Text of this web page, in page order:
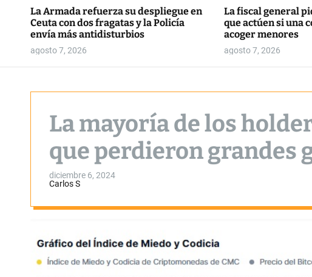
La Armada refuerza su despliegue en
Ceuta con dos fragatas y la Policía
envía más antidisturbios
agosto 7, 2026
La fiscal general
que actúen si una
acoger menores
agosto 7, 2026
La mayoría de los
que perdieron grandes
diciembre 6, 2024
Carlos S